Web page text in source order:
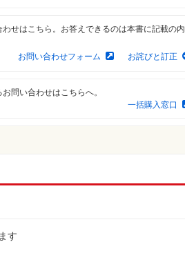
せはこちら。お答えできるのは本書に記載の内
お問い合わせフォーム
お詫びと訂正
問い合わせはこちらへ。
一括購入窓口
す